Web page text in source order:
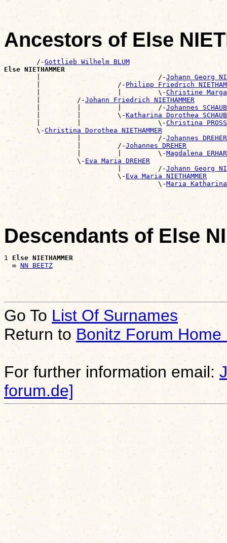
Ancestors of Else
        /-
Gottlieb Wilhelm BLUM
Else NIETHAMMER
|                             /-Johann Georg
        |                   /-
Philipp Friedrich
        |                   |         \-
Christine
        |         /-
Johann Friedrich NIETHAMMER
        |         |         |         /-
Johannes SCHAUB
        |         |         \-
Katharina Dorothea SCHAUB
        |         |                   \-
Christina PROSS
        \-
Christina Dorothea NIETHAMMER
                  |                   /-
Johannes DREHER
                  |         /-
Johannes DREHER
                  |         |         \-
Magdalena
                  \-
Eva Maria DREHER
                            |         /-
Johann Georg
                            \-
Eva Maria NIETHAMMER
                                      \-
Maria Katharina
Descendants of Else
1 Else NIETHAMMER
  ∞
NN BEETZ
Go To List Of Surnames
Return toBonitz Forum Home
For further information email:
forum.de]